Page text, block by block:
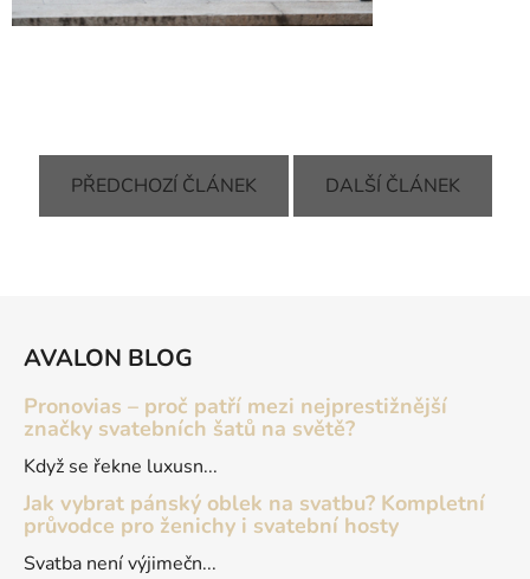
PŘEDCHOZÍ ČLÁNEK DALŠÍ ČLÁNEK
AVALON BLOG
Pronovias – proč patří mezi nejprestižnější
značky svatebních šatů na světě?
Když se řekne luxusn...
Jak vybrat pánský oblek na svatbu? Kompletní
průvodce pro ženichy i svatební hosty
Svatba není výjimečn...